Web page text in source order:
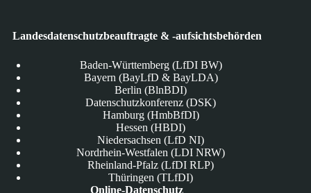
Landesdatenschutzbeauftragte & -aufsichtsbehörden
Baden-Württemberg (LfDI BW)
Bayern (BayLfD & BayLDA)
Berlin (BlnBDI)
Datenschutzkonferenz (DSK)
Hamburg (HmbBfDI)
Hessen (HBDI)
Niedersachsen (LfD NI)
Nordrhein-Westfalen (LDI NRW)
Rheinland-Pfalz (LfDI RLP)
Thüringen (TLfDI)
Online-Datenschutz